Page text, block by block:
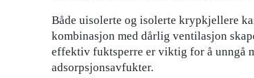
Både uisolerte og isolerte krypkjellere
kombinasjon med dårlig ventilasjon
effektiv fuktsperre er viktig for å unngå
adsorpsjonsavfukter.